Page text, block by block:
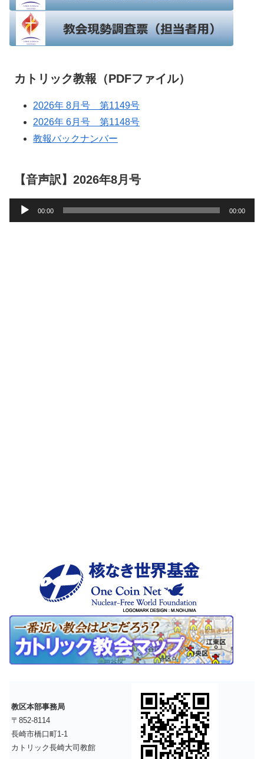
カトリック教報（PDFファイル）
2026年 8月号 第1149号
2026年 6月号 第1148号
教報バックナンバー
【音声訳】2026年8月号
声
00:00 00:00
教区本部事務局
〒852-8114
長崎市橋口町1-1
カトリック長崎大司教館